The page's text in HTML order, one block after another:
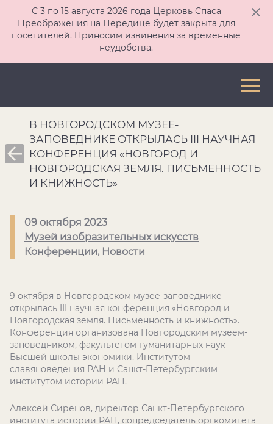
С 3 по 15 августа 2026 года Церковь Спаса
Преображения на Нередице будет закрыта для
посетителей. Приносим извинения за временные
неудобства.
В НОВГОРОДСКОМ МУЗЕЕ-
ЗАПОВЕДНИКЕ ОТКРЫЛАСЬ III НАУЧНАЯ
КОНФЕРЕНЦИЯ «НОВГОРОД И
НОВГОРОДСКАЯ ЗЕМЛЯ. ПИСЬМЕННОСТЬ
И КНИЖНОСТЬ»
09 октября 2023
Музей изобразительных искусств
Конференции, Новости
9 октября в Новгородском музее-заповеднике
открылась III научная конференция «Новгород и
Новгородская земля. Письменность и книжность».
Конференция организована Новгородским музеем-
заповедником, факультетом гуманитарных наук
Высшей школы экономики, Институтом
славяноведения РАН и Санкт-Петербургским
институтом истории РАН.
Алексей Сиренов, директор Санкт-Петербургского
института истории РАН, сопредседатель оргкомитета